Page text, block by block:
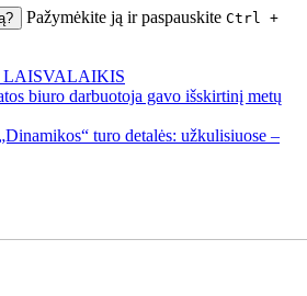
Pažymėkite ją ir paspauskite Ctrl +
biuro darbuotoja gavo išskirtinį metų
turo detalės: užkulisiuose –